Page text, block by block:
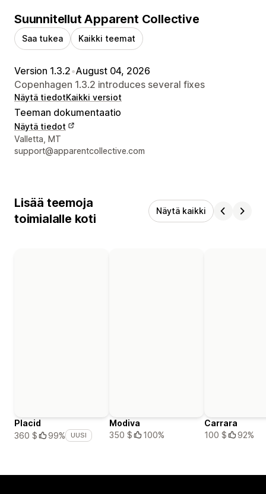
Suunnitellut Apparent Collective
Saa tukea Kaikki teemat
Version 1.3.2•August 04, 2026
Copenhagen 1.3.2 introduces several fixes
Näytä tiedotKaikki versiot
Teeman dokumentaatio
Näytä tiedot
Suunnittelijan yhteystiedot
Valletta, MT
support@apparentcollective.com
Lisää teemoja
toimialalle koti
Näytä kaikki
Placid
360 $
99% UUSI
Modiva
350 $
100%
Carrara
100 $
92%